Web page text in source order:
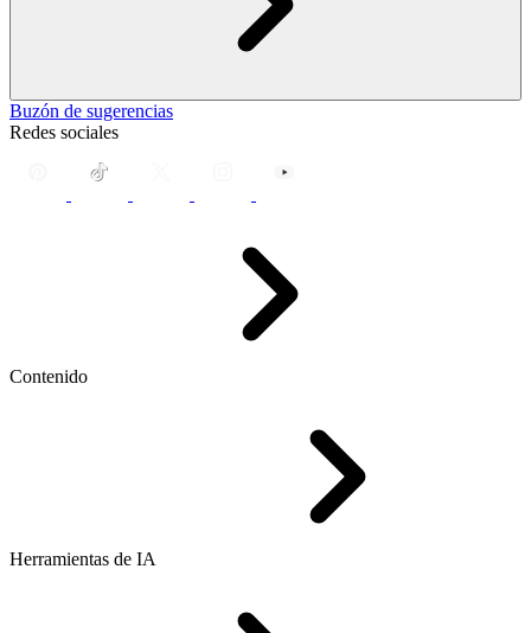
Buzón de sugerencias
Redes sociales
Contenido
Herramientas de IA